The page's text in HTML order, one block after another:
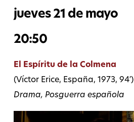
jueves 21 de mayo
20:50
El Espíritu de la Colmena
(Víctor Erice, España, 1973, 94′)
Drama, Posguerra española